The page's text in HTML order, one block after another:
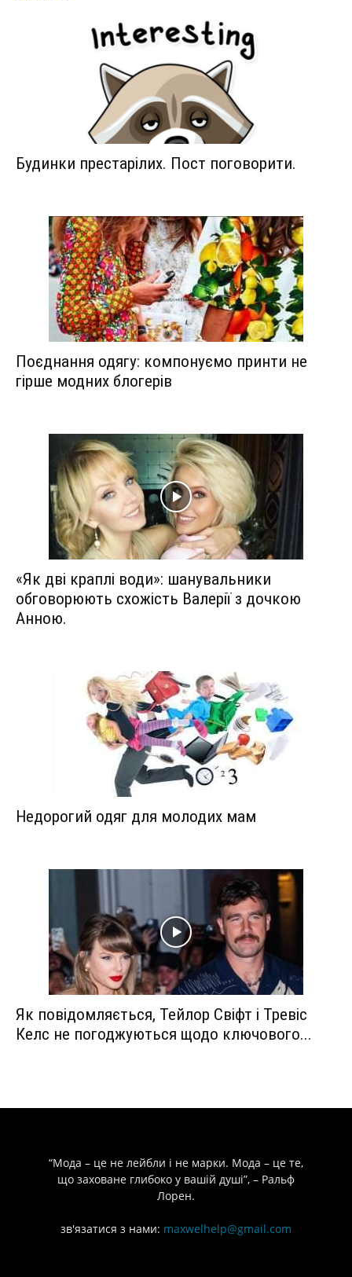
Будинки престарілих. Пост поговорити.
Поєднання одягу: компонуємо принти не
гірше модних блогерів
«Як дві краплі води»: шанувальники
обговорюють схожість Валерії з дочкою
Анною.
Недорогий одяг для молодих мам
Як повідомляється, Тейлор Свіфт і Тревіс
Келс не погоджуються щодо ключового...
“Мода – це не лейбли і не марки. Мода – це те,
що заховане глибоко у вашій душі”, – Ральф
Лорен.
зв'язатися з нами: maxwelhelp@gmail.com